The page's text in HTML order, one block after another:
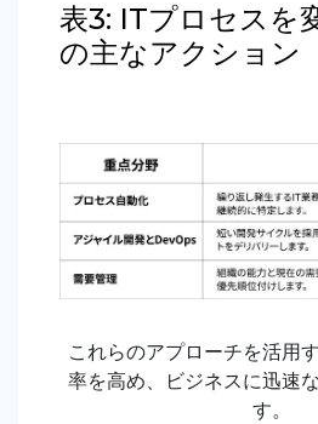
表3: ITプロセスを
の主なアクション
これらのアプローチを活用
率を高め、ビジネスに迅速
す。